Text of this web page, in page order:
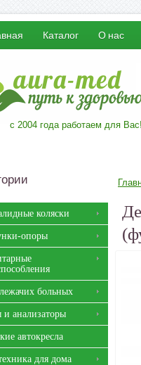
Каталог О нас
с 2004 года работаем для Вас!
коляски
опоры
больных
и анализаторы
автокресла
для дома